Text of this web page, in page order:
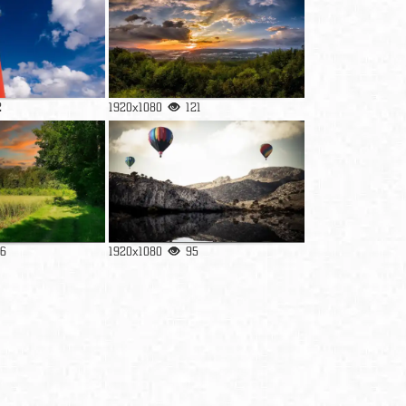
1920x1080 121
1920x1080 95